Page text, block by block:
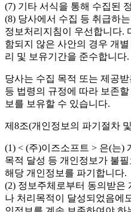
(7) 기타 서식을 통해 수집된
(8) 당사에서 수집 등 취급하
정보처리지침이 우선합니다.
함되지 않은 사안의 경우 개
리 및 보유기간을 준수합니다.
당사는 수집 목적 또는 제공
등 법령의 규정에 따라 보존
보를 보유할 수 있습니다.
제8조(개인정보의 파기절차
(1) < (주)이즈소프트 > 은(는)
목적 달성 등 개인정보가 불
해당 개인정보를 파기합니다.
(2) 정보주체로부터 동의받은
나 처리목적이 달성되었음에